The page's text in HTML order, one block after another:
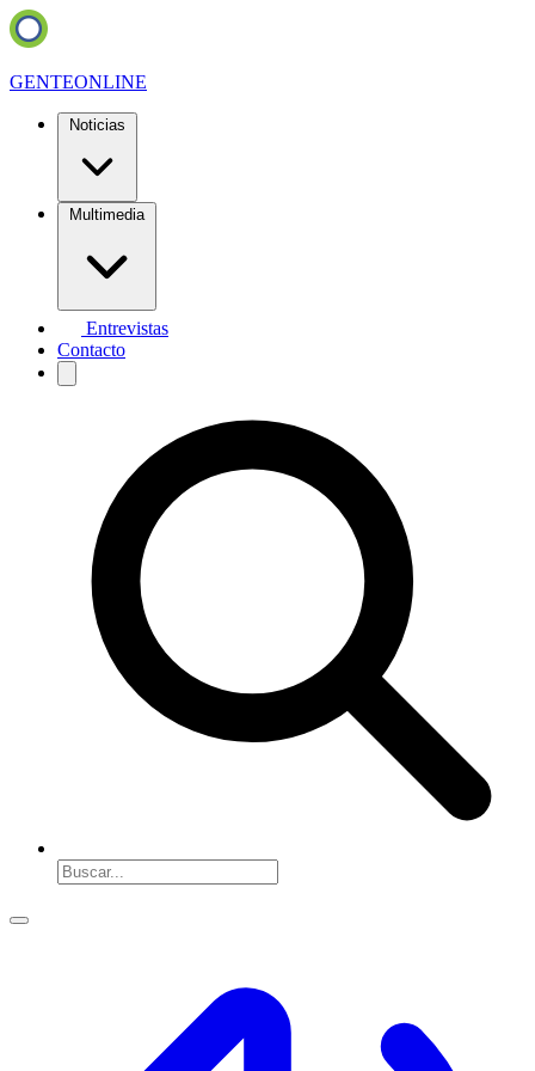
GENTEONLINE
Noticias
Multimedia
Entrevistas
Contacto